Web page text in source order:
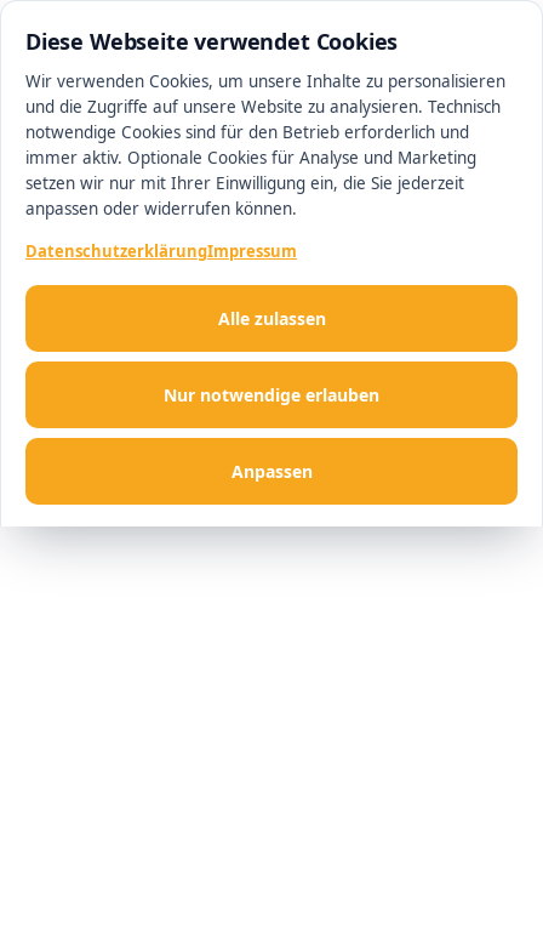
Diese Webseite verwendet Cookies
Wir verwenden Cookies, um unsere Inhalte zu personalisieren
und die Zugriffe auf unsere Website zu analysieren. Technisch
notwendige Cookies sind für den Betrieb erforderlich und
immer aktiv. Optionale Cookies für Analyse und Marketing
setzen wir nur mit Ihrer Einwilligung ein, die Sie jederzeit
anpassen oder widerrufen können.
DatenschutzerklärungImpressum
Nur notwendige erlauben
Anpassen
Alle zulassen